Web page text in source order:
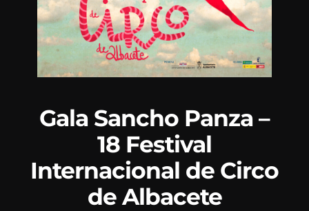
Gala Sancho Panza –
18 Festival
Internacional de Circo
de Albacete